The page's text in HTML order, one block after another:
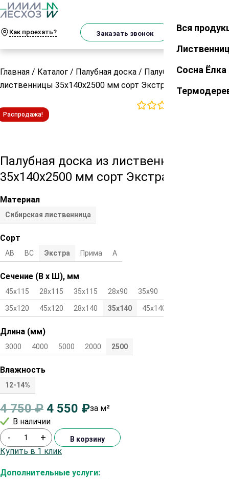
Как проехать? Заказать звонок Закрыть
Вся
Сосна Ёлка
Главная / Каталог / Палубная доска / Палубная доска из
лиственницы 35х140х2500 мм сорт Экстра
Распродажа!
Палубная доска из лиственницы
35х140х2500 мм сорт Экстра
Материал
Сибирская лиственница
Сорт
АВ ВС Экстра Прима А
Сечение (В х Ш), мм
45х115 28х115 35х115 28х90 35х90
35х120 45х120 28х140 35х140 45х140
Длина (мм)
3000 4000 5000 2000 2500
Влажность
12-14%
4 750₽ 4 550 ₽за м²
В наличии
Дополнительные услуги:
- + В корзину
Купить в 1 клик